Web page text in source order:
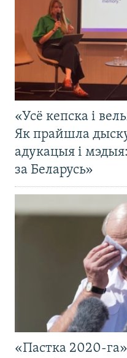
«Усё кепска і
Як прайшла
адукацыя і
за Беларусь»
«Пастка 2020-